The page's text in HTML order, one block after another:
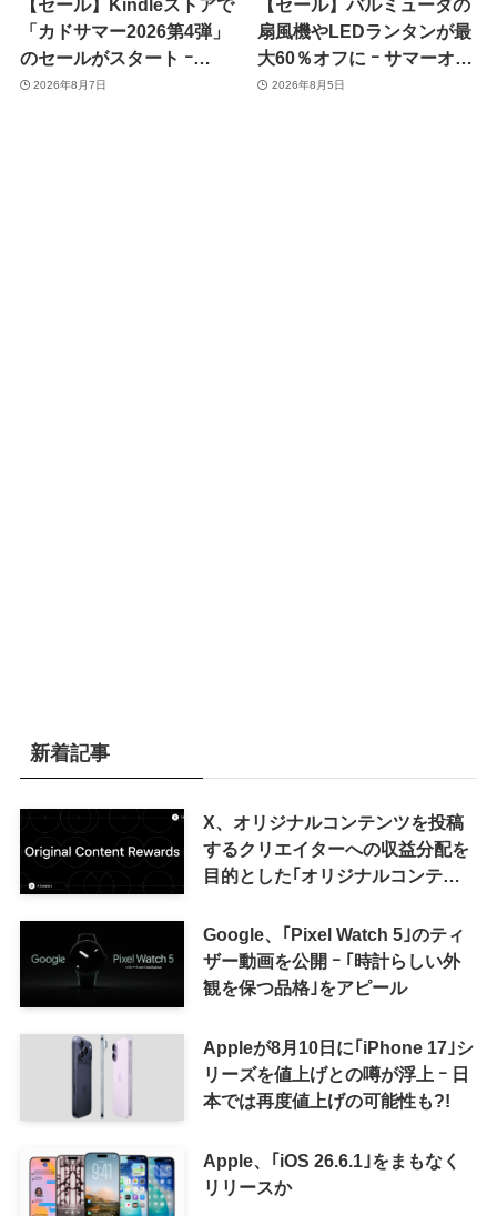
【セール】Kindleストアで
「カドサマー2026第4弾」
のセールがスタート ｰ
KADOKAWAのKindle本
2026年8月7日
【セール】バルミューダの
扇風機やLEDランタンが最
大60％オフに ｰ サマーオフ
ァーのセール開催中
2026年8月5日
新着記事
X、オリジナルコンテンツを投稿
するクリエイターへの収益分配を
目的とした｢オリジナルコンテン
来の｢収益分配｣は廃止
Google、｢Pixel Watch 5｣のティ
ザー動画を公開 ｰ ｢時計らしい外
観を保つ品格｣をアピール
Appleが8月10日に｢iPhone 17｣シ
リーズを値上げとの噂が浮上 ｰ 日
本では再度値上げの可能性も?!
Apple、｢iOS 26.6.1｣をまもなく
リリースか